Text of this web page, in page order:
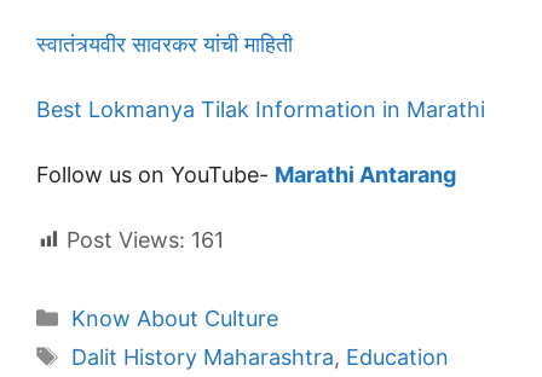
स्वातंत्र्यवीर सावरकर यांची माहिती
Best Lokmanya Tilak Information in Marathi
Follow us on YouTube- Marathi Antarang
Post Views: 161
Categories
Know About Culture
Tags
Dalit History Maharashtra, Education